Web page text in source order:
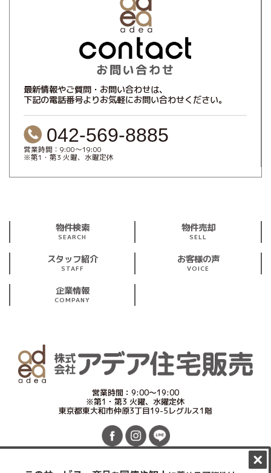
最新情報やご質問・お問い合わせは、
下記の電話番号よりお気軽にお問い合わせください。
042-569-8885
営業時間：9:00～19:00
※第1・第3 火曜、水曜定休
物件検索
SEARCH
物件売却
SELL
スタッフ紹介
STAFF
お客様の声
VOICE
企業情報
COMPANY
営業時間：9:00～19:00
※第1・第3 火曜、水曜定休
東京都東大和市仲原3丁目19-5レグルス1階